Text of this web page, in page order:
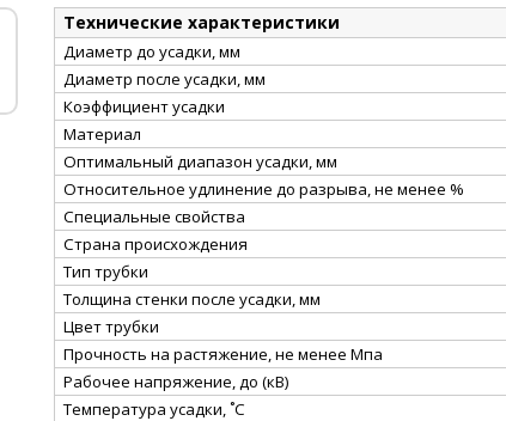
Технические характеристики
Диаметр до усадки, мм
Диаметр после усадки, мм
Коэффициент усадки
Материал
Оптимальный диапазон усадки, мм
Относительное удлинение до разрыва, не менее %
Специальные свойства
Страна происхождения
Тип трубки
Толщина стенки после усадки, мм
Цвет трубки
Прочность на растяжение, не менее Мпа
Рабочее напряжение, до (кВ)
Температура усадки, ˚С